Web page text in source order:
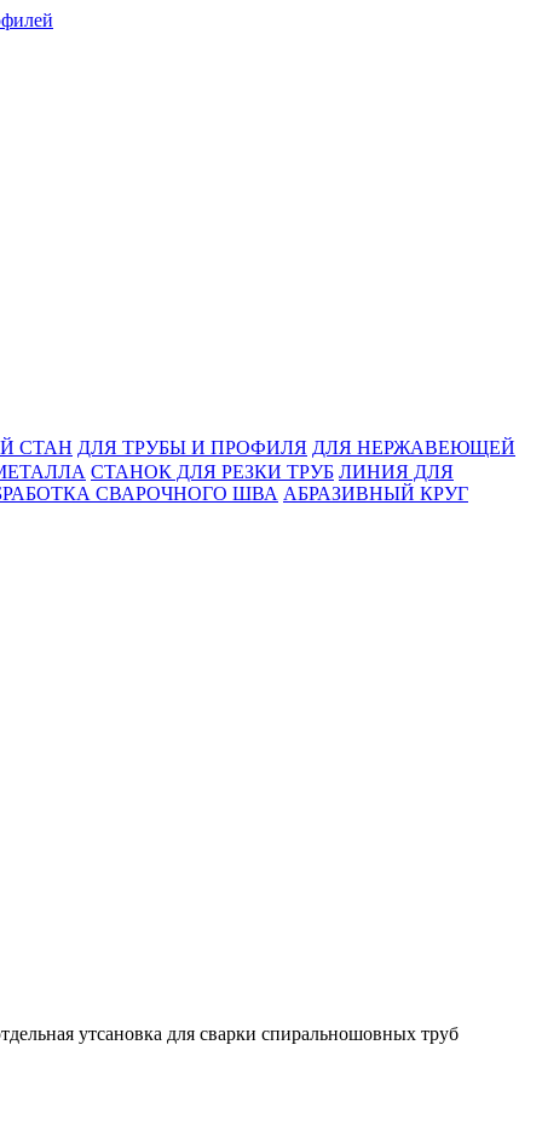
СТАН ДЛЯ ТРУБЫ И ПРОФИЛЯ ДЛЯ НЕРЖАВЕЮЩЕЙ
СТАНОК ДЛЯ РЕЗКИ ТРУБ ЛИНИЯ ДЛЯ
СВАРОЧНОГО ШВА АБРАЗИВНЫЙ КРУГ
утсановка для сварки спиральношовных труб